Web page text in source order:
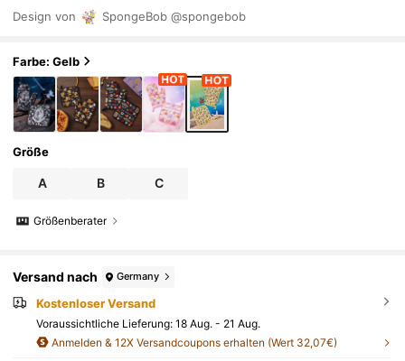
iv Hitze isolierend, rutschfestes Küchenequipment,
Design von SpongeBob @spongebob
Farbe: Gelb
Größe
A B C
Größenberater
Versand nach Germany
Kostenloser Versand
Voraussichtliche Lieferung: 18 Aug. - 21 Aug.
Anmelden & 12X Versandcoupons erhalten (Wert 32,07€)